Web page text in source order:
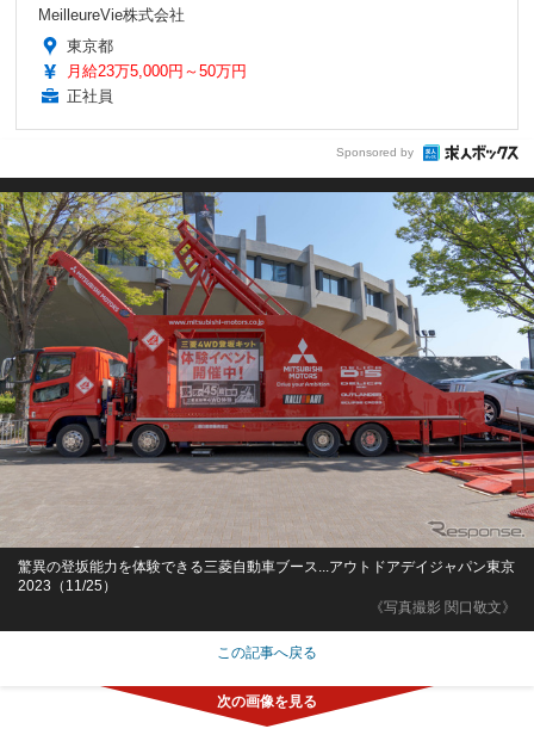
MeilleureVie株式会社
東京都
月給23万5,000円～50万円
正社員
Sponsored by
《写真撮影 関口敬文》
驚異の登坂能力を体験できる三菱自動車ブース...アウトドアデイジャパン東京
2023（11/25）
この記事へ戻る